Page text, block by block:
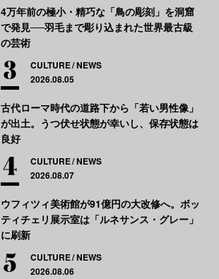
4万年前の極小・精巧な「鳥の彫刻」を洞窟
で発見──羽毛まで彫り込まれた世界最古級
の芸術
CULTURE NEWS
2026.08.05
古代ローマ時代の道路下から「若い男性像」
が出土。うつ伏せ状態が幸いし、保存状態は
良好
CULTURE NEWS
2026.08.07
ウフィツィ美術館が91億円の大改修へ。ボッ
ティチェリ展示室は「ルネサンス・グレー」
に刷新
CULTURE NEWS
2026.08.06